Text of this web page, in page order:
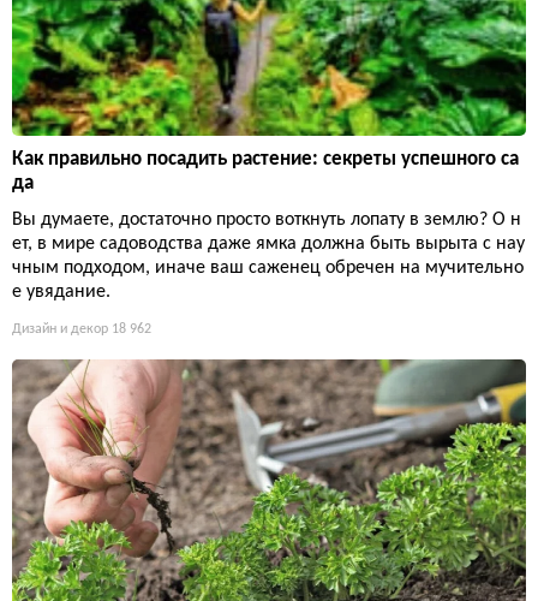
Как правильно посадить растение: секреты успешного са
да
Вы думаете, достаточно просто воткнуть лопату в землю? О н
ет, в мире садоводства даже ямка должна быть вырыта с нау
чным подходом, иначе ваш саженец обречен на мучительно
е увядание.
Дизайн и декор 18 962